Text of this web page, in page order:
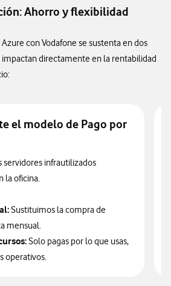
Ahorro y flexibilidad
con Vodafone se sustenta en dos
directamente en la rentabilidad
el modelo de Pago por
servidores infrautilizados
la oficina.
Sustituimos la compra de
mensual.
Solo pagas por lo que usas,
operativos.